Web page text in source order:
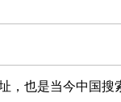
，也是当今中国搜